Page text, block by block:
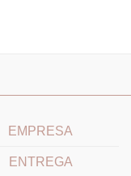
EMPRESA
ENTREGA